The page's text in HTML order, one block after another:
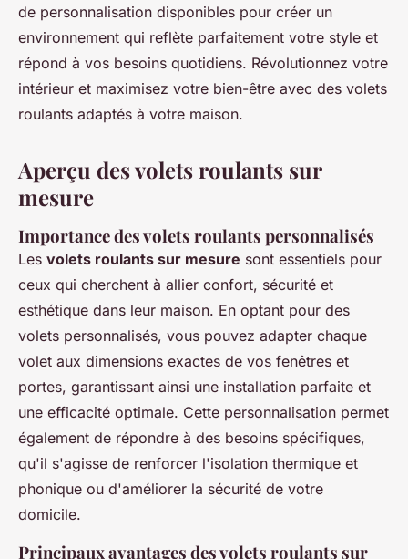
de personnalisation disponibles pour créer un
environnement qui reflète parfaitement votre style et
répond à vos besoins quotidiens. Révolutionnez votre
intérieur et maximisez votre bien-être avec des volets
roulants adaptés à votre maison.
Aperçu des volets roulants sur
mesure
Importance des volets roulants personnalisés
Les volets roulants sur mesure sont essentiels pour
ceux qui cherchent à allier confort, sécurité et
esthétique dans leur maison. En optant pour des
volets personnalisés, vous pouvez adapter chaque
volet aux dimensions exactes de vos fenêtres et
portes, garantissant ainsi une installation parfaite et
une efficacité optimale. Cette personnalisation permet
également de répondre à des besoins spécifiques,
qu'il s'agisse de renforcer l'isolation thermique et
phonique ou d'améliorer la sécurité de votre
domicile.
Principaux avantages des volets roulants sur